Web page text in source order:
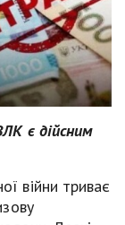
є дійсним
війни триває